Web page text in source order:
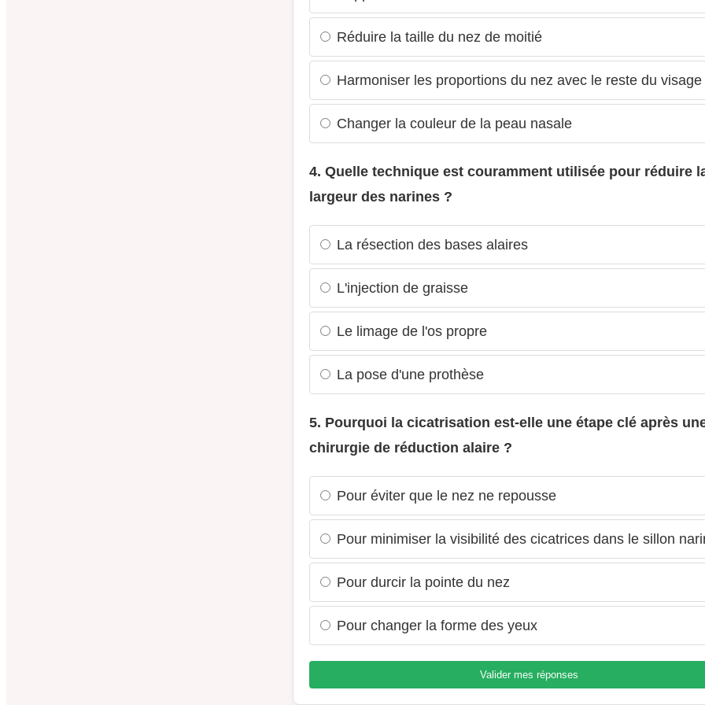
Réduire la taille du nez de moitié
Harmoniser les proportions du nez avec le reste du visage
Changer la couleur de la peau nasale
4. Quelle technique est couramment utilisée pour réduire
largeur des narines ?
La résection des bases alaires
L'injection de graisse
Le limage de l'os propre
La pose d'une prothèse
5. Pourquoi la cicatrisation est-elle une étape clé après
chirurgie de réduction alaire ?
Pour éviter que le nez ne repousse
Pour minimiser la visibilité des cicatrices dans le sillon
Pour durcir la pointe du nez
Pour changer la forme des yeux
Valider mes réponses